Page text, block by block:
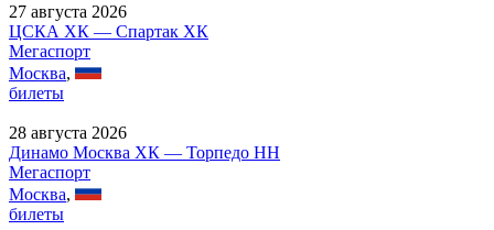
27 августа 2026
ЦСКА ХК — Спартак ХК
Мегаспорт
Москва,
билеты
28 августа 2026
Динамо Москва ХК — Торпедо НН
Мегаспорт
Москва,
билеты